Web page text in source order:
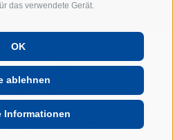
das verwendete Gerät.
OK
ablehnen
Informationen
BY